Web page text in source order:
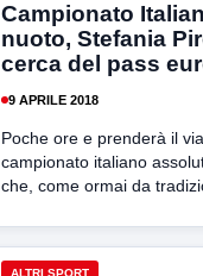
Campionato
nuoto, Stefania
cerca del pass
9 APRILE 2018
Poche ore e prenderà il
campionato italiano
che, come ormai da
ALTRI SPORT